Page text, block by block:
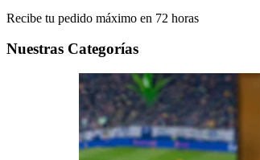
Recibe tu pedido máximo en 72 horas
Nuestras Categorías